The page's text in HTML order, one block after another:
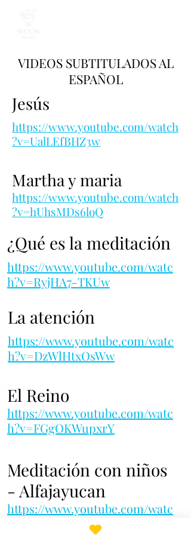
VIDEOS SUBTITULADOS AL
ESPAÑOL
Jesús
https://www.youtube.com/watch
?v=UalLEfBHZ3w
Martha y maria
https://www.youtube.com/watch
?v=hUhsMDs6loQ
¿Qué es la meditación
https://www.youtube.com/watc
h?v=RyjHA7-TKUw
La atención
https://www.youtube.com/watc
h?v=DzWlHtxOsWw
El Reino
https://www.youtube.com/watc
h?v=FGgOKWupxrY
Meditación con niños
- Alfajayucan
https://www.youtube.com/watc
h?v=-CP12qxbBWw